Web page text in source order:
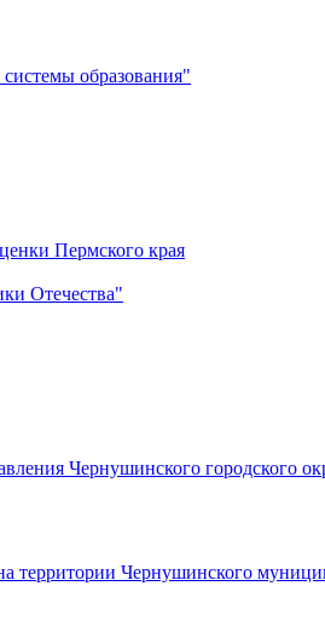
образования"
Пермского края
Отечества"
Чернушинского городского
территории Чернушинского